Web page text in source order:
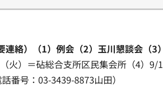
絡）（1）例会（2）玉川懇談会（3
火）＝砧総合支所区民集会所（4）9/
番号：03-3439-8873山田）